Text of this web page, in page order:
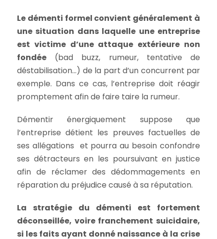
Le démenti formel convient généralement à
une situation dans laquelle une entreprise
est victime d’une attaque extérieure non
fondée (bad buzz, rumeur, tentative de
déstabilisation…) de la part d’un concurrent par
exemple. Dans ce cas, l’entreprise doit réagir
promptement afin de faire taire la rumeur.
Démentir énergiquement suppose que
l’entreprise détient les preuves factuelles de
ses allégations et pourra au besoin confondre
ses détracteurs en les poursuivant en justice
afin de réclamer des dédommagements en
réparation du préjudice causé à sa réputation.
La stratégie du démenti est fortement
déconseillée, voire franchement suicidaire,
si les faits ayant donné naissance à la crise